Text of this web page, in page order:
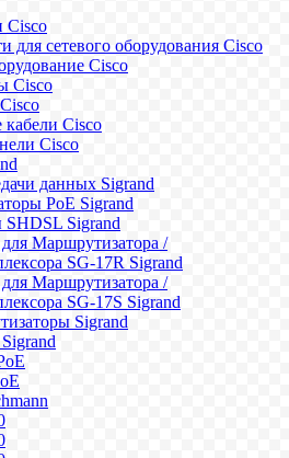
Cisco
для сетевого оборудования Cisco
Cisco
Cisco
кабели Cisco
Cisco
данных Sigrand
PoE Sigrand
Sigrand
Маршрутизатора /
SG-17R Sigrand
Маршрутизатора /
SG-17S Sigrand
Sigrand